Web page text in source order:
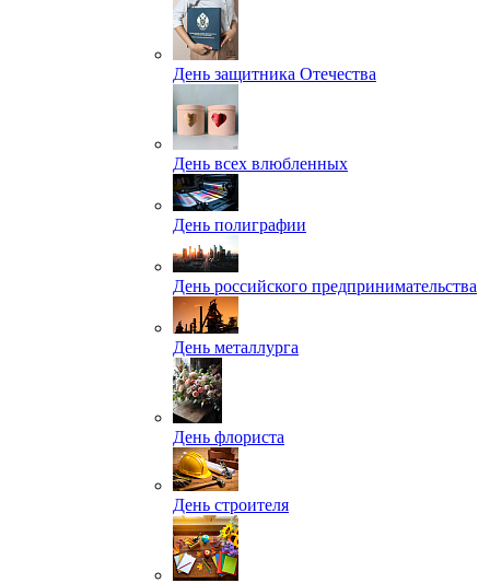
День защитника Отечества
День всех влюбленных
День полиграфии
День российского предпринимательства
День металлурга
День флориста
День строителя